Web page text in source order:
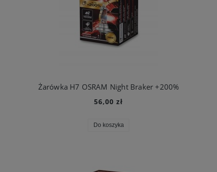
Żarówka H7 OSRAM Night Braker +200%
56,00 zł
Do koszyka